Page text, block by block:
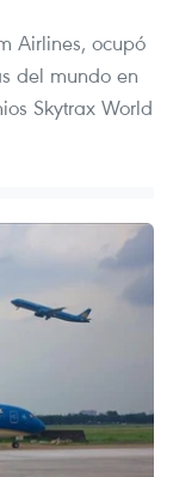
Airlines, ocupó
del mundo en
Skytrax World